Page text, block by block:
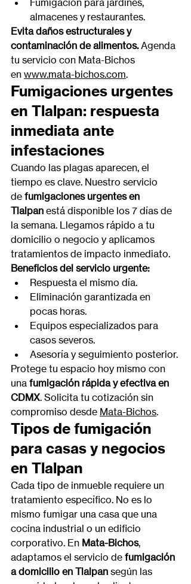
Fumigación para jardines,
almacenes y restaurantes.
Evita daños estructurales y
contaminación de alimentos. Agenda
tu servicio con Mata-Bichos
en www.mata-bichos.com.
Fumigaciones urgentes
en Tlalpan: respuesta
inmediata ante
infestaciones
Cuando las plagas aparecen, el
tiempo es clave. Nuestro servicio
de fumigaciones urgentes en
Tlalpan está disponible los 7 días de
la semana. Llegamos rápido a tu
domicilio o negocio y aplicamos
tratamientos de impacto inmediato.
Beneficios del servicio urgente:
Respuesta el mismo día.
Eliminación garantizada en
pocas horas.
Equipos especializados para
casos severos.
Asesoría y seguimiento posterior.
Protege tu espacio hoy mismo con
una fumigación rápida y efectiva en
CDMX. Solicita tu cotización sin
compromiso desde Mata-Bichos.
Tipos de fumigación
para casas y negocios
en Tlalpan
Cada tipo de inmueble requiere un
tratamiento específico. No es lo
mismo fumigar una casa que una
cocina industrial o un edificio
corporativo. En Mata-Bichos,
adaptamos el servicio de fumigación
a domicilio en Tlalpan según las